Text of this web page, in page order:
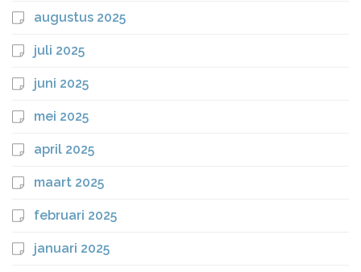
augustus 2025
juli 2025
juni 2025
mei 2025
april 2025
maart 2025
februari 2025
januari 2025